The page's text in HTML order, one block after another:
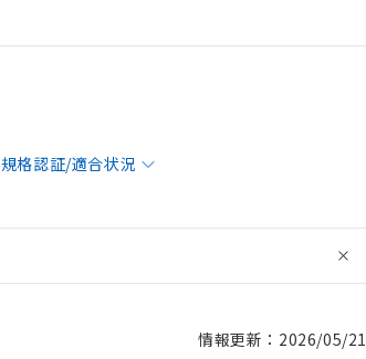
規格認証/適合状況
情報更新：2026/05/21